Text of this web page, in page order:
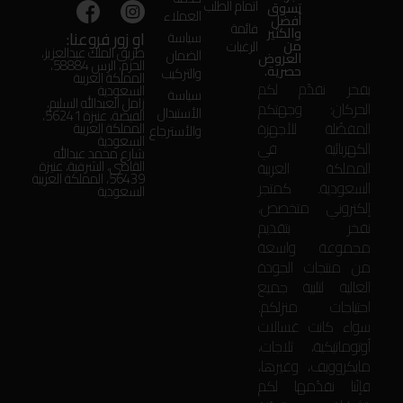
تسوق
أفضل
والكثير
من
العروض
حصرية.
بفخر نقدّم لكم
الحركان: وجهتكم
المفضّلة للأجهزة
الكهربائية في
المملكة العربية
السعودية. كمتجر
إلكتروني متخصص،
نفخر بتقديم
مجموعة واسعة
من منتجات الجودة
العالية لتلبية جميع
احتياجات منزلكم.
سواء كانت غسالات
أوتوماتيكية، ثلاجات،
مايكروويف، وغيرها،
فإنّنا نقدّمها لكم
اتمام الطلب
قائمة
الرغبات
العملاء
سياسة
الضمان
والتركيب
سياسة
الأستبدال
والأسترجاع
او زور فروعنا:
طريق الملك عبدالعزيز،
الحزم، الرس 58884،
المملكة العربية
السعودية
زامل العبدالله السليم،
الفيضة، عنيزة 56241،
المملكة العربية
السعودية
شارع محمد عبدالله
القاضي، الشرقية، عنيزة
56439، المملكة العربية
السعودية